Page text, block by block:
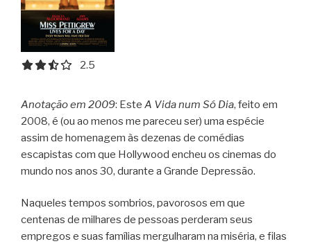
2.5 out of 5.0 stars
2.5
Anotação em 2009: Este A Vida num Só Dia, feito em
2008, é (ou ao menos me pareceu ser) uma espécie
assim de homenagem às dezenas de comédias
escapistas com que Hollywood encheu os cinemas do
mundo nos anos 30, durante a Grande Depressão.
Naqueles tempos sombrios, pavorosos em que
centenas de milhares de pessoas perderam seus
empregos e suas famílias mergulharam na miséria, e filas